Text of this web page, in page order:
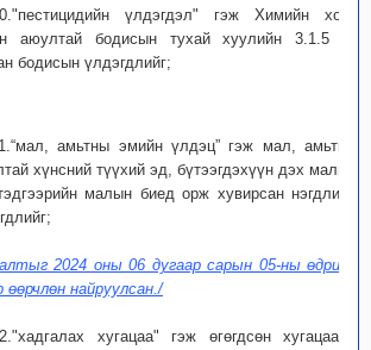
үлдэгдэл" гэж Химийн хорт
аюултай бодисын тухай хуулийн 3.1.5 -д
бодисын үлдэгдлийг;
амьтны эмийн үлдэц” гэж мал, амьтны
хүнсний түүхий эд, бүтээгдэхүүн дэх малын
малын биед орж хувирсан нэгдлийн
2024 оны 06 дугаар сарын 05-ны өдрийн
өөрчлөн найруулсан./
хугацаа" гэж өгөгдсөн хугацаанд